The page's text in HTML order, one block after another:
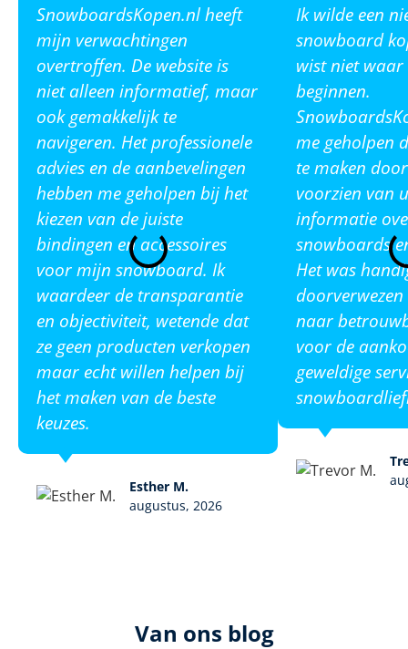
SnowboardsKopen.nl heeft
mijn verwachtingen
overtroffen. De website is
niet alleen informatief, maar
ook gemakkelijk te
navigeren. Het professionele
advies en de aanbevelingen
hebben me geholpen bij het
kiezen van de juiste
bindingen en accessoires
voor mijn snowboard. Ik
waardeer de transparantie
en objectiviteit, wetende dat
ze geen producten verkopen
maar echt willen helpen bij
het maken van de beste
keuzes.
Esther M.
augustus, 2026
Ik wilde een
snowboard
wist niet waar
beginnen.
me geholpen
te maken
voorzien van
informatie
snowboards
Het was
naar
voor de
geweldige
Van ons blog